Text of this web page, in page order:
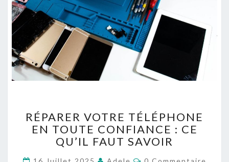
É
P
A
RÉPARER VOTRE TÉLÉPHONE
EN TOUTE CONFIANCE : CE
QU’IL FAUT SAVOIR
C